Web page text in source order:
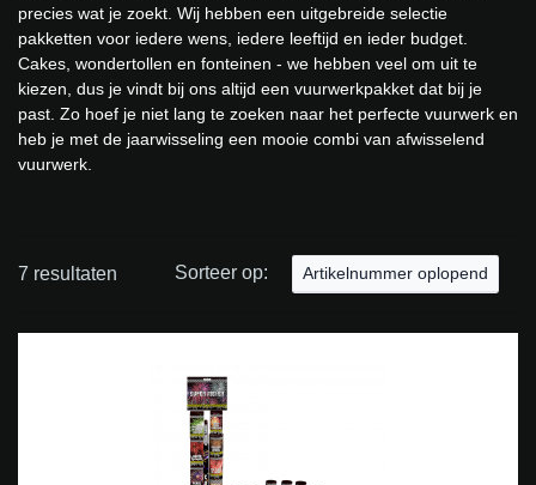
precies wat je zoekt. Wij hebben een uitgebreide selectie
pakketten voor iedere wens, iedere leeftijd en ieder budget.
Cakes, wondertollen en fonteinen - we hebben veel om uit te
kiezen, dus je vindt bij ons altijd een vuurwerkpakket dat bij je
past. Zo hoef je niet lang te zoeken naar het perfecte vuurwerk en
heb je met de jaarwisseling een mooie combi van afwisselend
vuurwerk.
7 resultaten Sorteer op: Artikelnummer oplopend